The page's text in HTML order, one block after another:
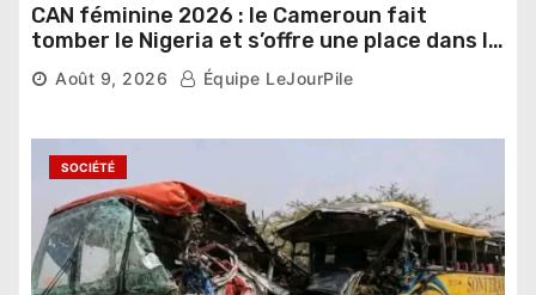
CAN féminine 2026 : le Cameroun fait
tomber le Nigeria et s’offre une place dans le
dernier carré
Août 9, 2026 Équipe LeJourPile
SOCIÉTÉ